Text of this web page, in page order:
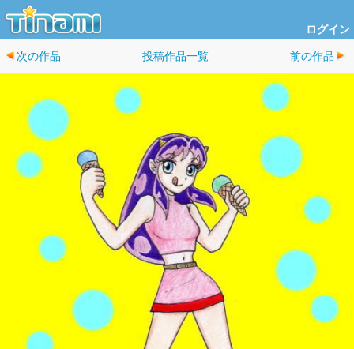
ログイン
次の作品 投稿作品一覧 前の作品